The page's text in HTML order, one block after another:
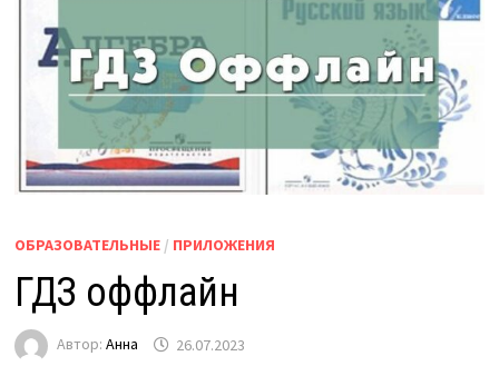
ОБРАЗОВАТЕЛЬНЫЕ/ ПРИЛОЖЕНИЯ
ГДЗ оффлайн
Автор: Анна 26.07.2023